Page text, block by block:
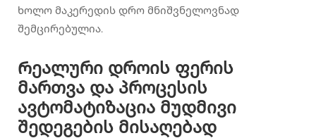
ხოლო მაკერედის დრო მნიშვნელოვნად
შემცირებულია.
Რეალური დროის ფერის
მართვა და პროცესის
ავტომატიზაცია მუდმივი
შედეგების მისაღებად